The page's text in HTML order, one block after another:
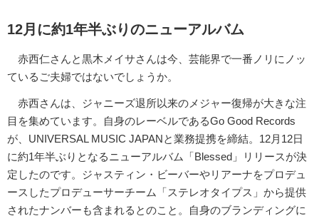
12月に約1年半ぶりのニューアルバム
赤西仁さんと黒木メイサさんは今、芸能界で一番ノリにノッ
ているご夫婦ではないでしょうか。
赤西さんは、ジャニーズ退所以来のメジャー復帰が大きな注
目を集めています。自身のレーベルであるGo Good Records
が、UNIVERSAL MUSIC JAPANと業務提携を締結。12月12日
に約1年半ぶりとなるニューアルバム「Blessed」リリースが決
定したのです。ジャスティン・ビーバーやリアーナをプロデュ
ースしたプロデューサーチーム「ステレオタイプス」から提供
されたナンバーも含まれるとのこと。自身のブランディングに